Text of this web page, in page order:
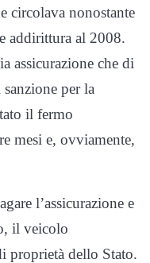
circolava nonostante
addirittura al 2008.
assicurazione che di
per la
il fermo
mesi e, ovviamente,
l’assicurazione e
il veicolo
proprietà dello Stato.